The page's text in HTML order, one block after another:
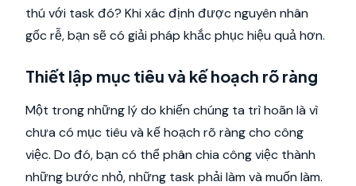
thú với task đó? Khi xác định được nguyên nhân
gốc rễ, bạn sẽ có giải pháp khắc phục hiệu quả hơn.
Thiết lập mục tiêu và kế hoạch rõ ràng
Một trong những lý do khiến chúng ta trì hoãn là vì
chưa có mục tiêu và kế hoạch rõ ràng cho công
việc. Do đó, bạn có thể phân chia công việc thành
những bước nhỏ, những task phải làm và muốn làm.